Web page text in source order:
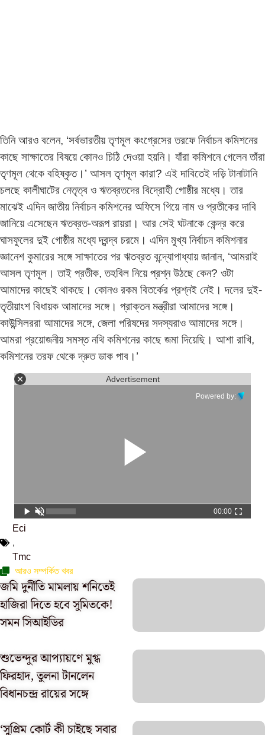
তিনি আরও বলেন, ‘সর্বভারতীয় তৃণমূল কংগ্রেসের তরফে নির্বাচন কমিশনের
কাছে সাক্ষাতের বিষয়ে কোনও চিঠি দেওয়া হয়নি। যাঁরা কমিশনে গেলেন তাঁরা
তৃণমূল থেকে বহিষ্কৃত।’ আসল তৃণমূল কারা? এই দাবিতেই দড়ি টানাটানি
চলছে কালীঘাটের নেতৃত্ব ও ঋতব্রতদের বিদ্রোহী গোষ্ঠীর মধ্যে। তার
মাঝেই এদিন জাতীয় নির্বাচন কমিশনের অফিসে গিয়ে নাম ও প্রতীকের দাবি
জানিয়ে এসেছেন ঋতব্রত-অরূপ রায়রা। আর সেই ঘটনাকে কেন্দ্র করে
ঘাসফুলের দুই গোষ্ঠীর মধ্যে দ্বন্দ্ব চরমে। এদিন মুখ্য নির্বাচন কমিশনার
জ্ঞানেশ কুমারের সঙ্গে সাক্ষাতের পর ঋতব্রত বন্দ্যোপাধ্যায় জানান, ‘আমরাই
আসল তৃণমূল। তাই প্রতীক, তহবিল নিয়ে প্রশ্ন উঠছে কেন? ওটা
আমাদের কাছেই থাকছে। কোনও রকম বিতর্কের প্রশ্নই নেই। দলের দুই-
তৃতীয়াংশ বিধায়ক আমাদের সঙ্গে। প্রাক্তন মন্ত্রীরা আমাদের সঙ্গে।
কাউন্সিলররা আমাদের সঙ্গে, জেলা পরিষদের সদস্যরাও আমাদের সঙ্গে।
আমরা প্রয়োজনীয় সমস্ত নথি কমিশনের কাছে জমা দিয়েছি। আশা রাখি,
কমিশনের তরফ থেকে দ্রুত ডাক পাব।’
Advertisement
Powered by:
00:00
Eci
,
Tmc
আরও সম্পর্কিত খবর
জমি দুর্নীতি মামলায় শনিতেই
হাজিরা দিতে হবে সুমিতকে!
সমন সিআইডির
শুভেন্দুর আপ্যায়ণে মুগ্ধ
ফিরহাদ, তুলনা টানলেন
বিধানচন্দ্র রায়ের সঙ্গে
‘সুপ্রিম কোর্ট কী চাইছে সবার